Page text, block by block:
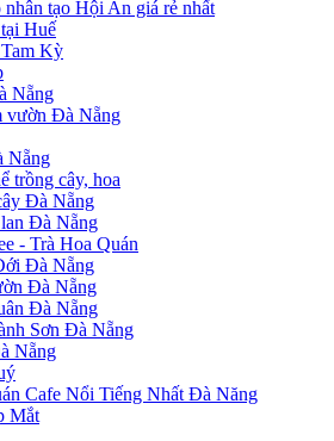
nhân tạo Hội An giá rẻ nhất
Huế
Kỳ
Nẵng
vườn Đà Nẵng
Nẵng
trồng cây, hoa
Đà Nẵng
Đà Nẵng
- Trà Hoa Quán
Đà Nẵng
Đà Nẵng
Đà Nẵng
Sơn Đà Nẵng
Nẵng
Cafe Nổi Tiếng Nhất Đà Năng
Mắt